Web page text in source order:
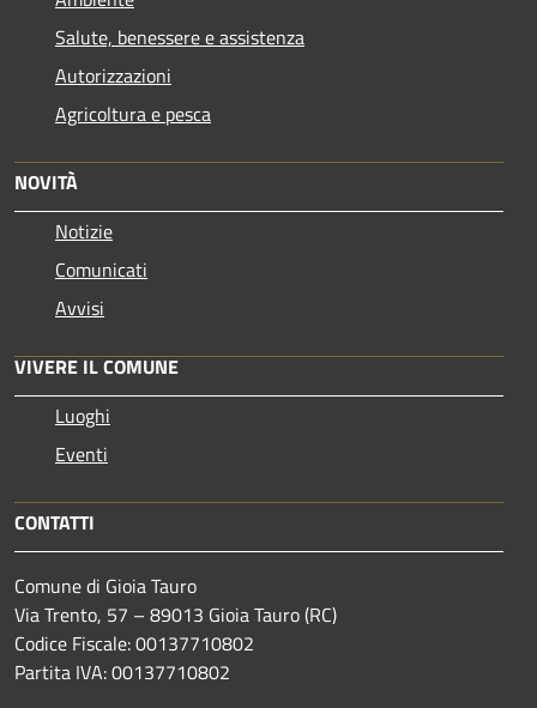
Salute, benessere e assistenza
Autorizzazioni
Agricoltura e pesca
NOVITÀ
Notizie
Comunicati
Avvisi
VIVERE IL COMUNE
Luoghi
Eventi
CONTATTI
Comune di Gioia Tauro
Via Trento, 57 – 89013 Gioia Tauro (RC)
Codice Fiscale: 00137710802
Partita IVA: 00137710802